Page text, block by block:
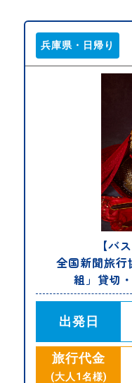
兵庫県・日帰り
【バ
全国新聞旅
組」貸切
出発日
旅行代金
(大人1名様)